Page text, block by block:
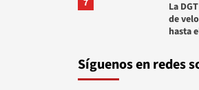
7
La
de
hasta
Síguenos en redes